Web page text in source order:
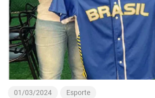
01/03/2024 Esporte